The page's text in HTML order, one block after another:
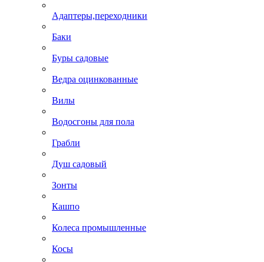
Адаптеры,переходники
Баки
Буры садовые
Ведра оцинкованные
Вилы
Водосгоны для пола
Грабли
Душ садовый
Зонты
Кашпо
Колеса промышленные
Косы